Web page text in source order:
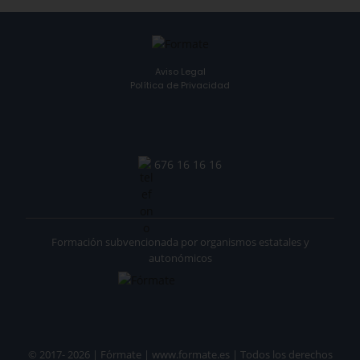
Aviso Legal
Política de Privacidad
676 16 16 16
© 2017- 2026 | Fórmate | www.formate.es | Todos los derechos
Formación subvencionada por organismos estatales y
autonómicos